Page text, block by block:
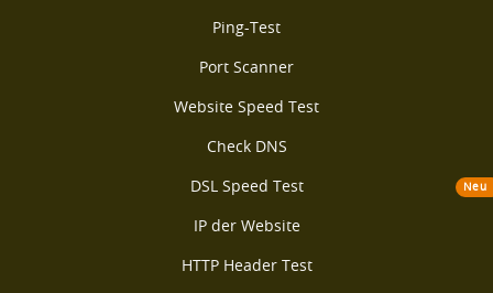
Ping-Test
Port Scanner
Website Speed Test
Check DNS
DSL Speed Test
Neu
IP der Website
HTTP Header Test